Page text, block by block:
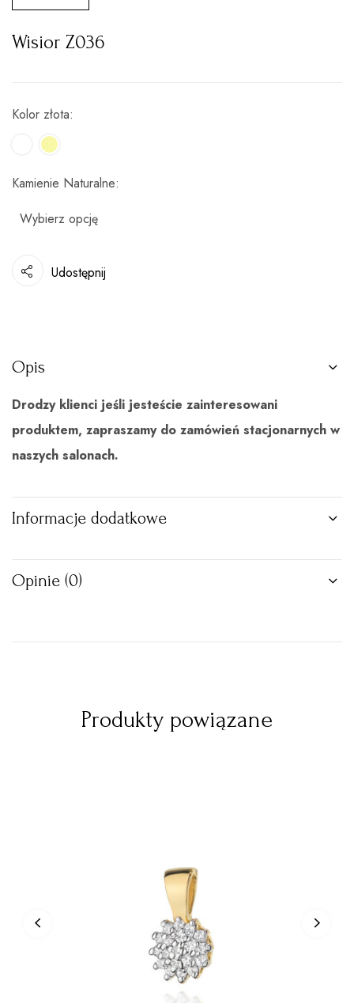
Wisior Z036
Kolor złota
Kamienie Naturalne
Udostępnij
Opis
Drodzy klienci jeśli jesteście zainteresowani
produktem, zapraszamy do zamówień stacjonarnych w
naszych salonach.
Informacje dodatkowe
Opinie (0)
Produkty powiązane